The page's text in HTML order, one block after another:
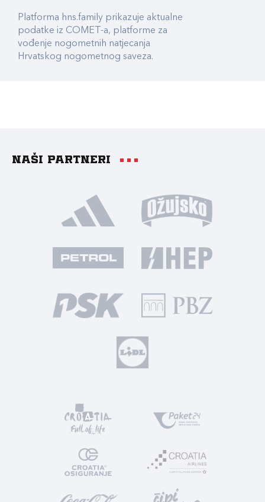
Platforma hns.family prikazuje aktualne
podatke iz COMET-a, platforme za
vođenje nogometnih natjecanja
Hrvatskog nogometnog saveza.
Naši partneri